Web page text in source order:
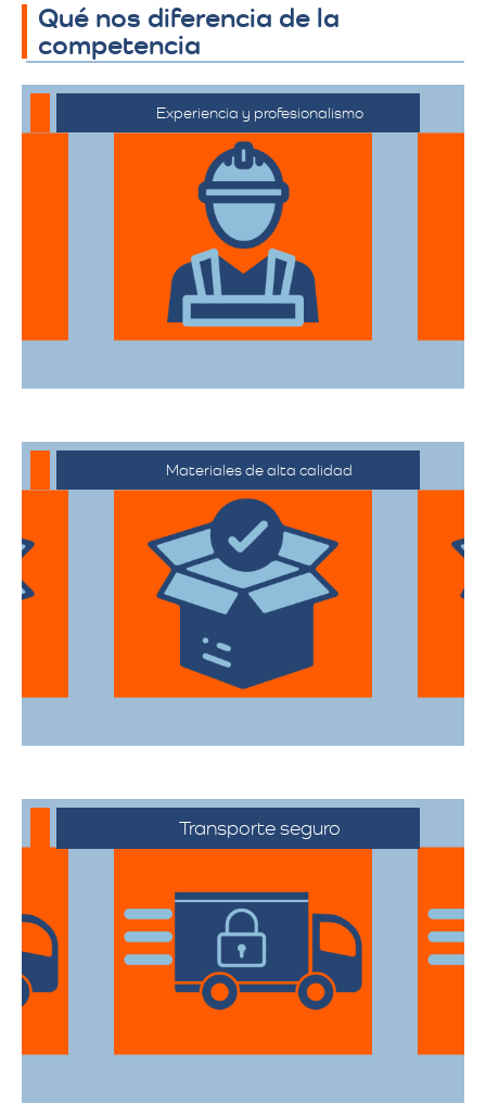
Qué nos diferencia de la
competencia
Experiencia y profesionalismo
El equipo de expertos en mudanzas de
alta gama está capacitado para manejar
desde objetos delicados hasta muebles
de gran tamaño con el mayor cuidado.
Materiales de alta calidad
Utilizan materiales de embalaje de
primera categoría para garantizar que
todas sus pertenencias estén protegidas
durante el traslado.
Transporte seguro
Los vehículos están equipados con
tecnología avanzada para asegurar que
cada artículo llegue en perfecto estado a
su destino.